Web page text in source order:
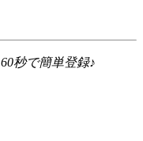
60秒で簡単登録♪